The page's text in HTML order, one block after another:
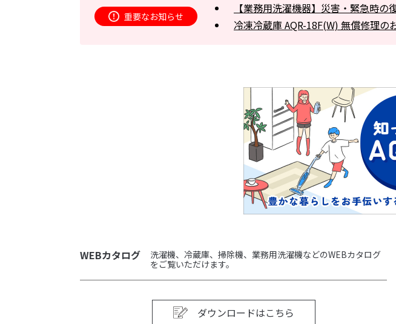
重要なお知らせ
【業務用洗濯機器】災害・緊急時
冷凍冷蔵庫 AQR-18F(W) 無償修理の
WEBカタログ
洗濯機、冷蔵庫、掃除機、業務用洗濯機などのWEBカタログ
をご覧いただけます。
ダウンロードはこちら